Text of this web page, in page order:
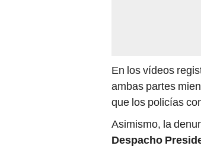
En los vídeos
ambas partes
que los policías
Asimismo, la
Despacho